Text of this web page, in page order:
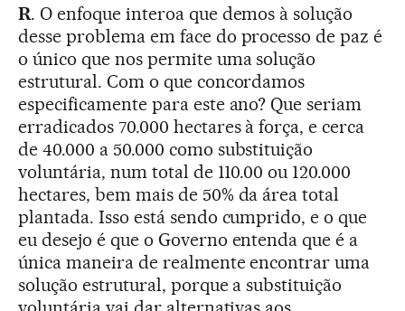
R. O enfoque interoa que demos à solução
desse problema em face do processo de paz é
o único que nos permite uma solução
estrutural. Com o que concordamos
especificamente para este ano? Que seriam
erradicados 70.000 hectares à força, e cerca
de 40.000 a 50.000 como substituição
voluntária, num total de 110.00 ou 120.000
hectares, bem mais de 50% da área total
plantada. Isso está sendo cumprido, e o que
eu desejo é que o Governo entenda que é a
única maneira de realmente encontrar uma
solução estrutural, porque a substituição